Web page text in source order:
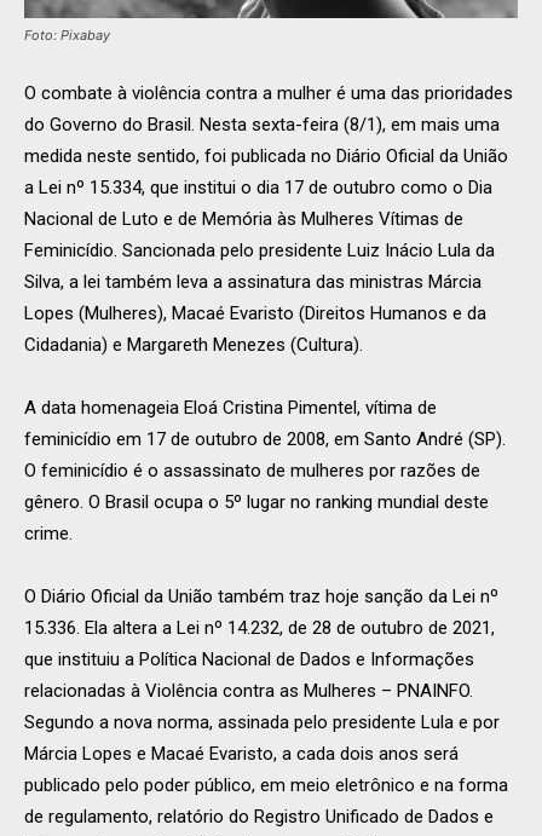
Foto: Pixabay
O combate à violência contra a mulher é uma das prioridades
do Governo do Brasil. Nesta sexta-feira (8/1), em mais uma
medida neste sentido, foi publicada no Diário Oficial da União
a Lei nº 15.334, que institui o dia 17 de outubro como o Dia
Nacional de Luto e de Memória às Mulheres Vítimas de
Feminicídio. Sancionada pelo presidente Luiz Inácio Lula da
Silva, a lei também leva a assinatura das ministras Márcia
Lopes (Mulheres), Macaé Evaristo (Direitos Humanos e da
Cidadania) e Margareth Menezes (Cultura).
A data homenageia Eloá Cristina Pimentel, vítima de
feminicídio em 17 de outubro de 2008, em Santo André (SP).
O feminicídio é o assassinato de mulheres por razões de
gênero. O Brasil ocupa o 5º lugar no ranking mundial deste
crime.
O Diário Oficial da União também traz hoje sanção da Lei nº
15.336. Ela altera a Lei nº 14.232, de 28 de outubro de 2021,
que instituiu a Política Nacional de Dados e Informações
relacionadas à Violência contra as Mulheres – PNAINFO.
Segundo a nova norma, assinada pelo presidente Lula e por
Márcia Lopes e Macaé Evaristo, a cada dois anos será
publicado pelo poder público, em meio eletrônico e na forma
de regulamento, relatório do Registro Unificado de Dados e